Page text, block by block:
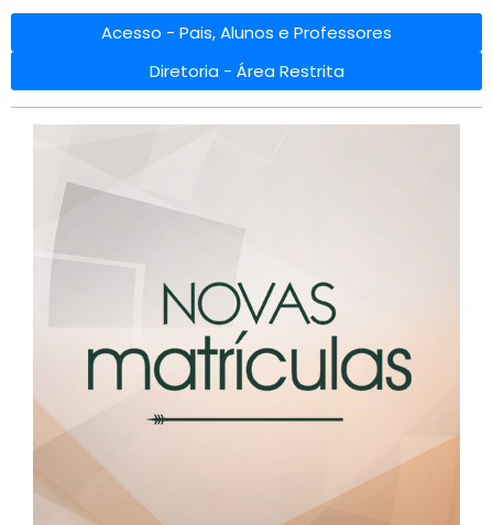
Acesso - Pais, Alunos e Professores
Diretoria - Área Restrita